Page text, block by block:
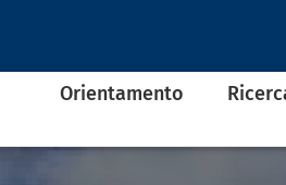
Orientamento